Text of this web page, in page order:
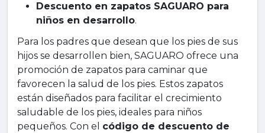
Descuento en zapatos SAGUARO para
niños en desarrollo.
Para los padres que desean que los pies de sus
hijos se desarrollen bien, SAGUARO ofrece una
promoción de zapatos para caminar que
favorecen la salud de los pies. Estos zapatos
están diseñados para facilitar el crecimiento
saludable de los pies, ideales para niños
pequeños. Con el código de descuento de